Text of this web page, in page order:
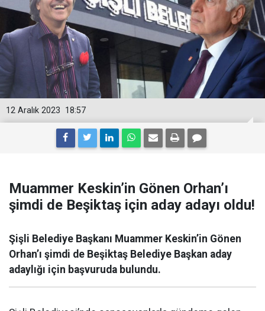
18:57
12 Aralık 2023
Muammer Keskin’in Gönen Orhan’ı
şimdi de Beşiktaş için aday adayı oldu!
Şişli Belediye Başkanı Muammer Keskin’in Gönen
Orhan’ı şimdi de Beşiktaş Belediye Başkan aday
adaylığı için başvuruda bulundu.